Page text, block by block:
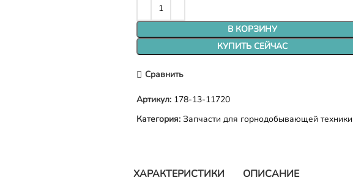
В КОРЗИНУ
КУПИТЬ СЕЙЧАС
Сравнить
Артикул: 178-13-11720
Категория: Запчасти для горнодобывающей техники
ХАРАКТЕРИСТИКИ ОПИСАНИЕ